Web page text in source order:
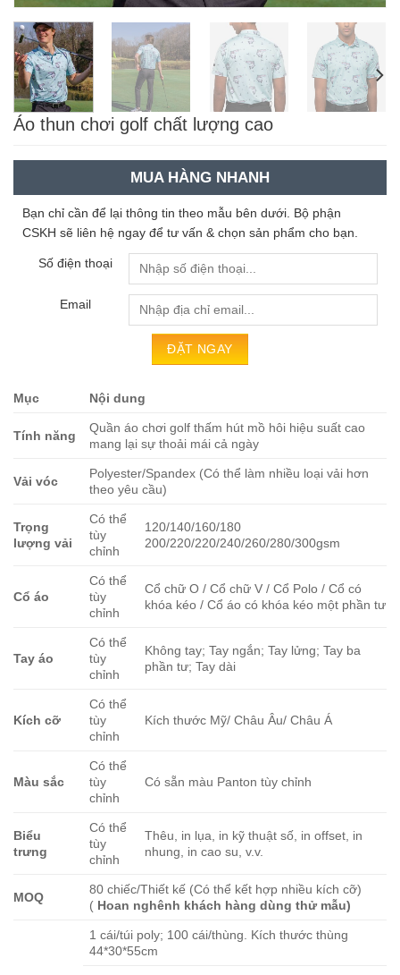
Áo thun chơi golf chất lượng cao
MUA HÀNG NHANH
Bạn chỉ cần để lại thông tin theo mẫu bên dưới. Bộ phận
CSKH sẽ liên hệ ngay để tư vấn & chọn sản phẩm cho bạn.
Số điện thoại
Email
Mục Nội dung
Tính năng
Quần áo chơi golf thấm hút mồ hôi hiệu suất cao
mang lại sự thoải mái cả ngày
Vải vóc
Polyester/Spandex (Có thể làm nhiều loại vải hơn
theo yêu cầu)
Trọng
lượng vải
Có thể
tùy
chỉnh
120/140/160/180
200/220/220/240/260/280/300gsm
Cổ áo
Có thể
tùy
chỉnh
Cổ chữ O / Cổ chữ V / Cổ Polo / Cổ có
khóa kéo / Cổ áo có khóa kéo một phần tư
Tay áo
Có thể
tùy
chỉnh
Không tay; Tay ngắn; Tay lửng; Tay ba
phần tư; Tay dài
Kích cỡ
Có thể
tùy
chỉnh
Kích thước Mỹ/ Châu Âu/ Châu Á
Màu sắc
Có thể
tùy
chỉnh
Có sẵn màu Panton tùy chỉnh
Biểu
trưng
Có thể
tùy
chỉnh
Thêu, in lụa, in kỹ thuật số, in offset, in
nhung, in cao su, v.v.
MOQ
80 chiếc/Thiết kế (Có thể kết hợp nhiều kích cỡ)
( Hoan nghênh khách hàng dùng thử mẫu)
1 cái/túi poly; 100 cái/thùng. Kích thước thùng
44*30*55cm